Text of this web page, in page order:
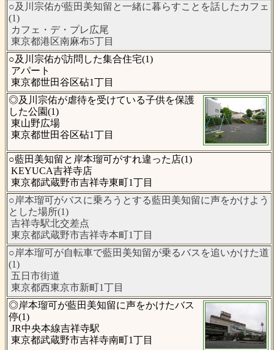
○及川宗佑が藍田美知留と一緒に暮らすことを話したカフェ
(1)
カフェ・デ・プレ広尾
東京都港区南麻布5丁目
○及川宗佑が訪問した集合住宅(1)
アパート
東京都世田谷区砧1丁目
◎及川宗佑が虐待を受けている子供を保護
した公園(1)
東山野広場
東京都世田谷区砧1丁目
○藍田美知留と岸本瑠可がすれ違った店(1)
KEYUCA吉祥寺店
東京都武蔵野市吉祥寺東町1丁目
○岸本瑠可がバスに乗ろうとする藍田美知留に声をかけよう
とした場所(1)
吉祥寺駅北交差点
東京都武蔵野市吉祥寺本町1丁目
○岸本瑠可が自転車で藍田美知留が乗るバスを追いかけた道
(1)
五日市街道
東京都西東京市新町1丁目
◎岸本瑠可が藍田美知留に声をかけたバス
停(1)
JR中央本線吉祥寺駅
東京都武蔵野市吉祥寺南町1丁目